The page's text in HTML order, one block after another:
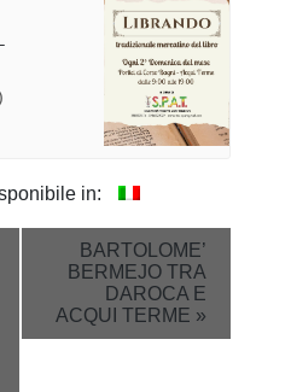
in:
BARTOLOME’
BERMEJO TRA
DAROCA E
ACQUI TERME »